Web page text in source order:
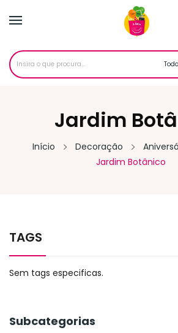
Jardim
Início Decoração
Jardim Botânico
TAGS
Sem tags especificas.
Subcategorias